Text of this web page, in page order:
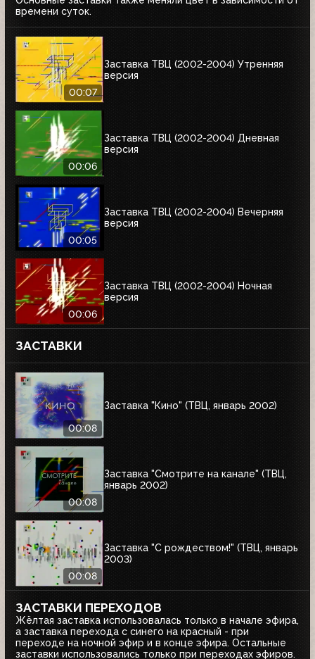
времени суток.
00:07
Заставка ТВЦ (2002-2004) Утренняя
версия
00:06
Заставка ТВЦ (2002-2004) Дневная
версия
00:05
Заставка ТВЦ (2002-2004) Вечерняя
версия
00:06
Заставка ТВЦ (2002-2004) Ночная
версия
ЗАСТАВКИ
00:08
Заставка "Кино" (ТВЦ, январь 2002)
00:08
Заставка "Смотрите на канале" (ТВЦ,
январь 2002)
00:08
Заставка "С рождеством!" (ТВЦ, январь
2003)
ЗАСТАВКИ ПЕРЕХОДОВ
Жёлтая заставка использовалась только в начале эфира,
а заставка перехода с синего на красный - при
переходе на ночной эфир и в конце эфира. Остальные
заставки использовались только при переходах эфиров.